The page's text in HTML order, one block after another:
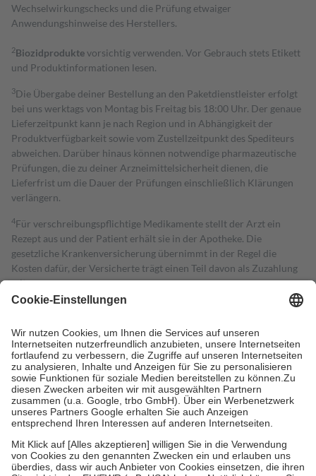
Wechselwirkungschecks und die Prüfung etwaiger
Anwendungshinweise des Herstellers.
2Biozidproduktevorsichtig verwenden. Vor Gebrauch stets Etikett
und Produktinformationen lesen.
3Die Übergabe deiner Bestellung an den Paketdienstleister erfolgt
bei uns werktags von Montag bis Freitag bis 18:00 Uhr. Der genaue
Lieferzeitpunkt kann je nach Region und in Abhängigkeit der
Produktverfügbarkeit sowie vom Zustellzeitpunkt des Spediteurs
abweichen. Darüber hinaus können notwendige pharmazeutische
Prüfungen, die zu deiner Arzneimittelsicherheit dienen, die
Lieferfrist um die Dauer der Prüfungen einschließlich Klärungen
verlängern.
4Für verschreibungspflichtige Medikamente stellt der Arzt ein
Rezept aus und der Patient erhält sie in der Apotheke. Die
gesetzliche Krankenversicherung übernimmt in der Regel die
Kosten dafür, der Versicherte trägt einen Teil davon als Zuzahlung
mit.
Grundsätzlich leisten Mitglieder Zuzahlungen in Höhe von zehn
höchstens zehn Euro.
Es sind jedoch nie mehr als die tatsächlichen
Kosten der Leistung zu entrichten.
Diese Regeln gelten grundsätzlich auch für Online-Apotheken.
Bei Heilmitteln und häuslicher Krankenpflege beträgt die
Zuzahlung zehn Prozent der Kosten sowie zehn Euro je
Verordnung.
Um das Engagement der Versicherten für ihre eigene Gesundheit zu
stärken und die besondere Stellung der Familie zu unterstützen,
fallenkeine Zuzahlungenan bei:
• Kindern und Jugendlichen bis zum vollendeten 18. Lebensjahr